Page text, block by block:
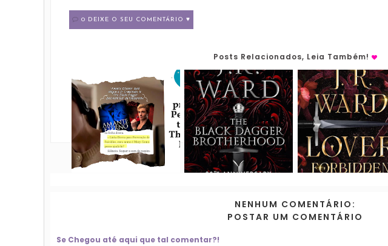
0 DEIXE O SEU COMENTÁRIO ♥
Posts Relacionados, Leia Também!
NENHUM COMENTÁRIO:
POSTAR UM COMENTÁRIO
Se Chegou até aqui que tal comentar?!